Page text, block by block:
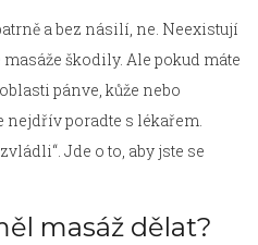
a bez násilí, ne. Neexistují
škodily. Ale pokud máte
pánve, kůže nebo
nejdřív poradte s lékařem.
Jde o to, aby jste se
masáž dělat?